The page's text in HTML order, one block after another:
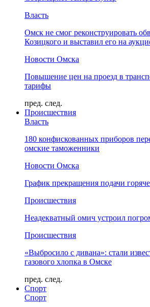
Власть
Омск не смог реконструировать
Козицкого и выставил его на
Новости Омска
Повышение цен на проезд в
тарифы
пред. след.
Происшествия
Власть
180 конфискованных приборов
омские таможенники
Новости Омска
График прекращения подачи
Происшествия
Неадекватный омич устроил
Происшествия
«Выбросило с дивана»: стали
газового хлопка в Омске
пред. след.
Спорт
Спорт